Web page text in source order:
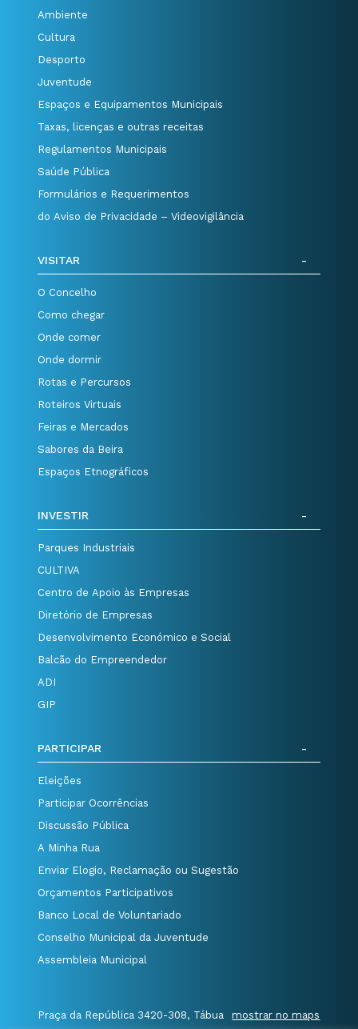
Ambiente
Cultura
Desporto
Juventude
Espaços e Equipamentos Municipais
Taxas, licenças e outras receitas
Regulamentos Municipais
Saúde Pública
Formulários e Requerimentos
do Aviso de Privacidade – Videovigilância
VISITAR
O Concelho
Como chegar
Onde comer
Onde dormir
Rotas e Percursos
Roteiros Virtuais
Feiras e Mercados
Sabores da Beira
Espaços Etnográficos
INVESTIR
Parques Industriais
CULTIVA
Centro de Apoio às Empresas
Diretório de Empresas
Desenvolvimento Económico e Social
Balcão do Empreendedor
ADI
GIP
PARTICIPAR
Eleições
Participar Ocorrências
Discussão Pública
A Minha Rua
Enviar Elogio, Reclamação ou Sugestão
Orçamentos Participativos
Banco Local de Voluntariado
Conselho Municipal da Juventude
Assembleia Municipal
Praça da República 3420-308, Tábua mostrar no maps